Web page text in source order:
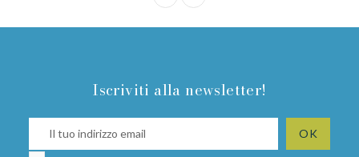
Iscriviti alla newsletter!